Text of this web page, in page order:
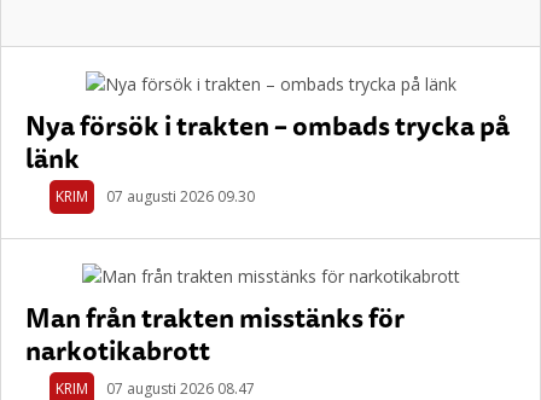
Nya försök i trakten – ombads trycka på
länk
KRIM 07 augusti 2026 09.30
Man från trakten misstänks för
narkotikabrott
KRIM 07 augusti 2026 08.47